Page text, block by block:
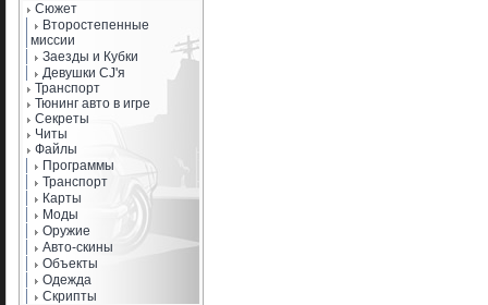
Сюжет
Второстепенные
миссии
Заезды и Кубки
Девушки CJ'я
Транспорт
Тюнинг авто в игре
Секреты
Читы
Файлы
Программы
Транспорт
Карты
Моды
Оружие
Авто-скины
Объекты
Одежда
Скрипты